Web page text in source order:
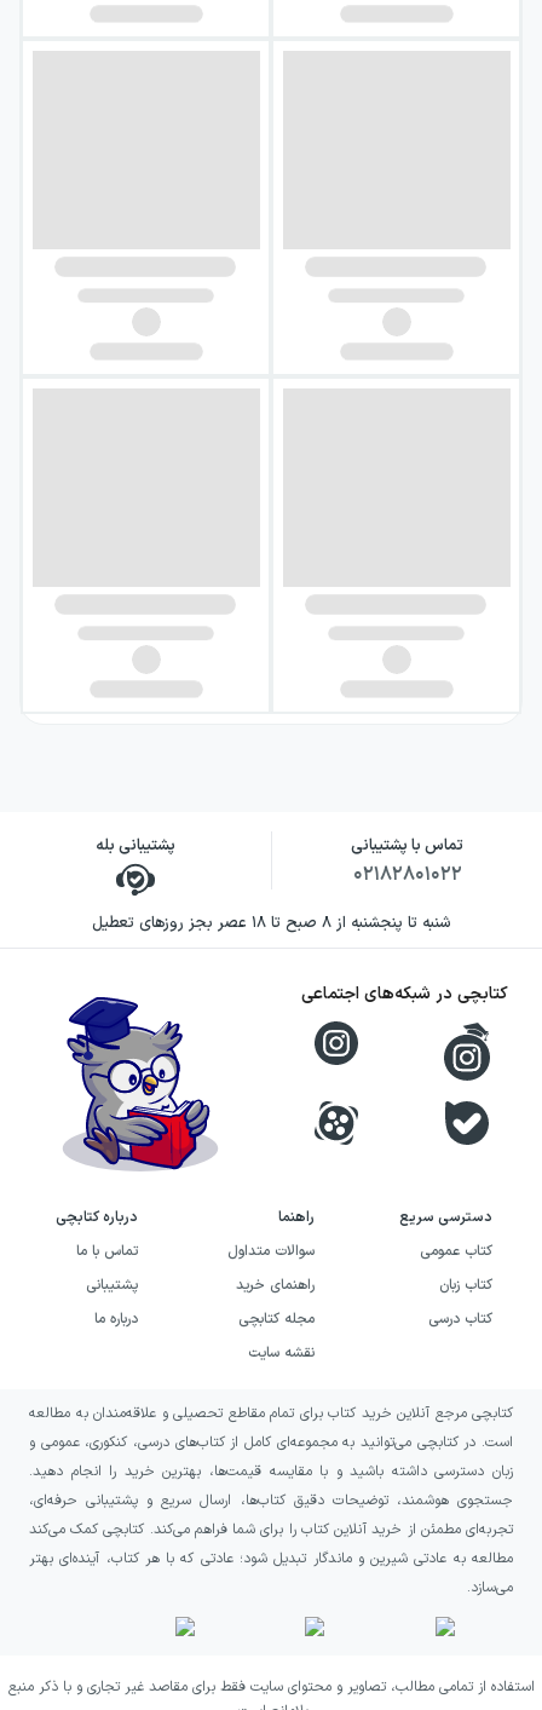
تماس با پشتیبانی
۰۲۱۸۲۸۰۱۰۲۲
پشتیبانی بله
شنبه تا پنجشنبه از ۸ صبح تا ۱۸ عصر بجز روزهای تعطیل
دسترسی سریع
کتاب عمومی
کتاب زبان
کتاب درسی
راهنما
سوالات متداول
راهنمای خرید
مجله کتابچی
نقشه سایت
درباره کتابچی
تماس با ما
پشتیبانی
درباره ما
کتابچی در شبکه‌های اجتماعی
کتابچی مرجع آنلاین خرید کتاب برای تمام مقاطع تحصیلی و علاقه‌مندان به مطالعه
است. در کتابچی می‌توانید به مجموعه‌ای کامل از کتاب‌های درسی، کنکوری، عمومی و
زبان دسترسی داشته باشید و با مقایسه قیمت‌ها، بهترین خرید را انجام دهید.
جستجوی هوشمند، توضیحات دقیق کتاب‌ها، ارسال سریع و پشتیبانی حرفه‌ای،
تجربه‌ای مطمئن از خرید آنلاین کتاب را برای شما فراهم می‌کند. کتابچی کمک می‌کند
مطالعه به عادتی شیرین و ماندگار تبدیل شود؛ عادتی که با هر کتاب، آینده‌ای بهتر
می‌سازد.
استفاده از تمامی مطالب، تصاویر و محتوای سایت فقط برای مقاصد غیر تجاری و با ذکر منبع